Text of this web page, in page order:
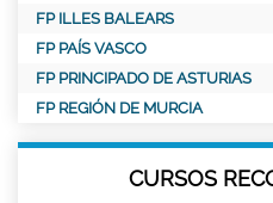
FP ILLES BALEARS
FP PAÍS VASCO
FP PRINCIPADO DE ASTURIAS
FP REGIÓN DE MURCIA
CURSOS